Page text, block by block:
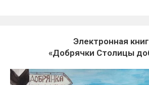
Электронная
«Добрячки Столицы